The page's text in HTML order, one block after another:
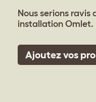
Nous serions ravis
installation Omlet.
Ajoutez vos